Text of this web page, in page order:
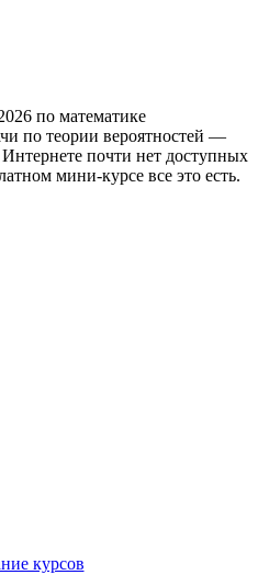
по математике
по теории вероятностей —
почти нет доступных
мини-курсе все это есть.
курсов